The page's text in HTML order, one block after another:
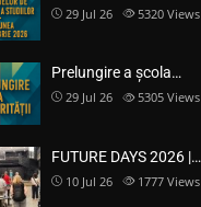
29 Jul 26 5320 Views
Prelungire a școla…
29 Jul 26 5305 Views
FUTURE DAYS 2026 |…
10 Jul 26 1777 Views